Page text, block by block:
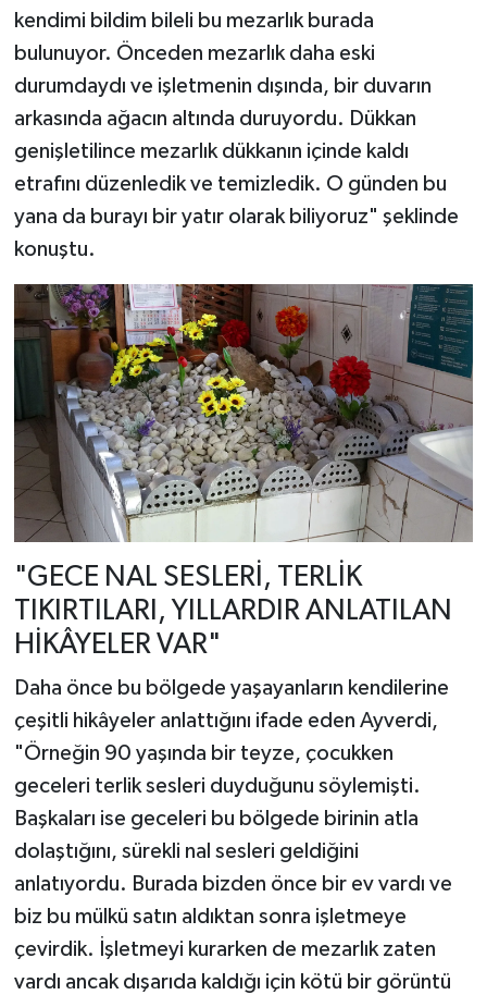
kendimi bildim bileli bu mezarlık burada
bulunuyor. Önceden mezarlık daha eski
durumdaydı ve işletmenin dışında, bir duvarın
arkasında ağacın altında duruyordu. Dükkan
genişletilince mezarlık dükkanın içinde kaldı
etrafını düzenledik ve temizledik. O günden bu
yana da burayı bir yatır olarak biliyoruz" şeklinde
konuştu.
"GECE NAL SESLERİ, TERLİK
TIKIRTILARI, YILLARDIR ANLATILAN
HİKÂYELER VAR"
Daha önce bu bölgede yaşayanların kendilerine
çeşitli hikâyeler anlattığını ifade eden Ayverdi,
"Örneğin 90 yaşında bir teyze, çocukken
geceleri terlik sesleri duyduğunu söylemişti.
Başkaları ise geceleri bu bölgede birinin atla
dolaştığını, sürekli nal sesleri geldiğini
anlatıyordu. Burada bizden önce bir ev vardı ve
biz bu mülkü satın aldıktan sonra işletmeye
çevirdik. İşletmeyi kurarken de mezarlık zaten
vardı ancak dışarıda kaldığı için kötü bir görüntü